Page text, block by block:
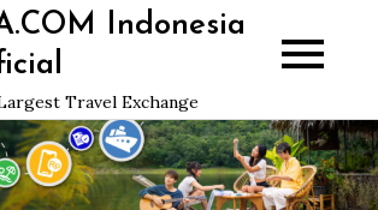
Indonesia
Travel Exchange